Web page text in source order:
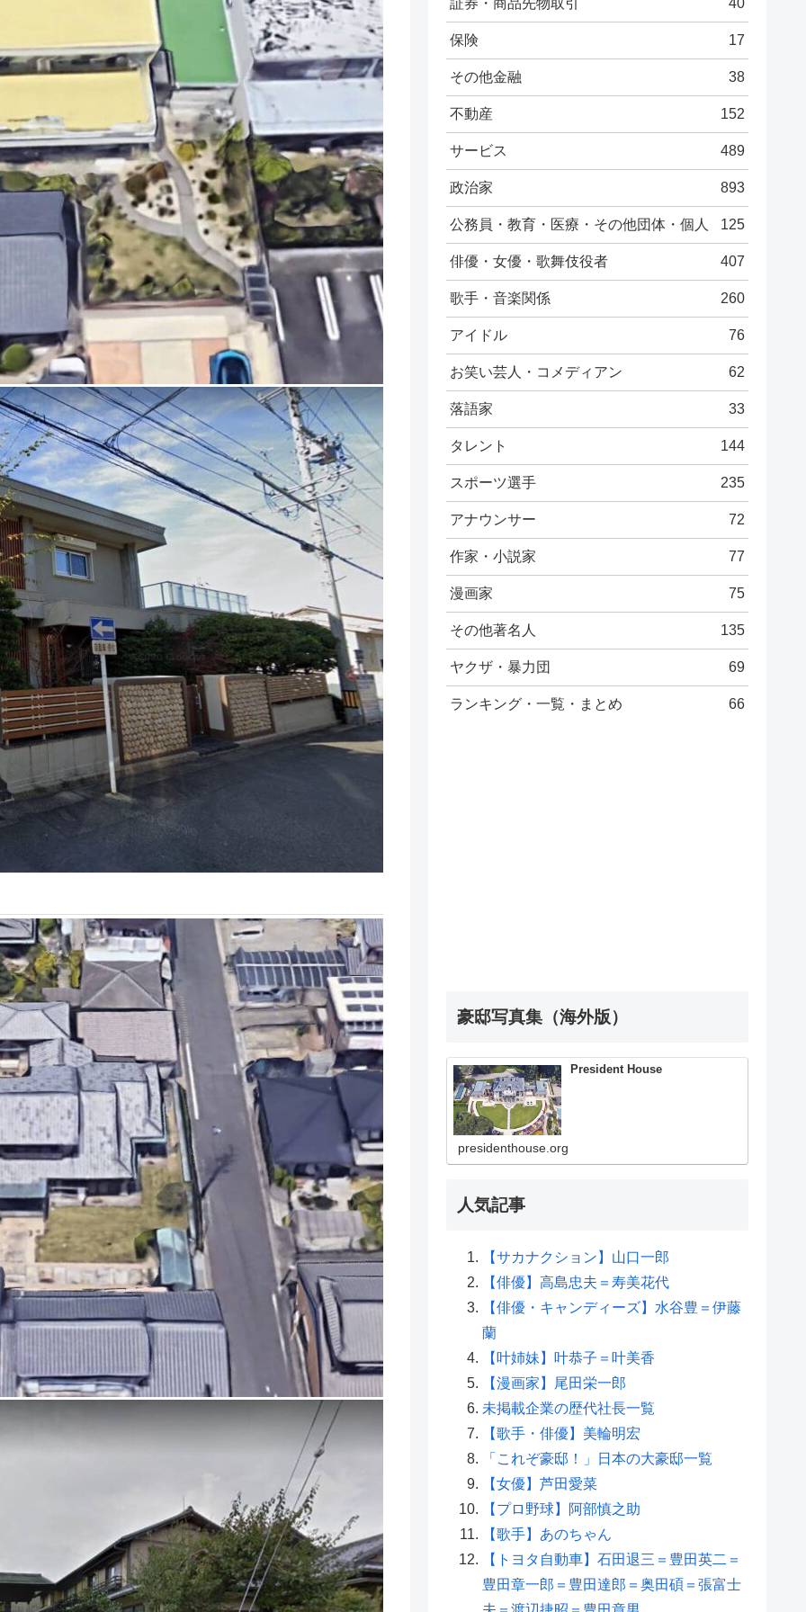
保険 17
その他金融 38
不動産 152
サービス 489
政治家 893
公務員・教育・医療・その他団体・個人 125
俳優・女優・歌舞伎役者 407
歌手・音楽関係 260
アイドル 76
お笑い芸人・コメディアン 62
落語家 33
タレント 144
スポーツ選手 235
アナウンサー 72
作家・小説家 77
漫画家 75
その他著名人 135
ヤクザ・暴力団 69
ランキング・一覧・まとめ 66
豪邸写真集（海外版）
President House
presidenthouse.org
人気記事
【サカナクション】山口一郎
【俳優】高島忠夫＝寿美花代
【俳優・キャンディーズ】水谷豊＝伊藤
蘭
【叶姉妹】叶恭子＝叶美香
【漫画家】尾田栄一郎
未掲載企業の歴代社長一覧
【歌手・俳優】美輪明宏
「これぞ豪邸！」日本の大豪邸一覧
【女優】芦田愛菜
【プロ野球】阿部慎之助
【歌手】あのちゃん
【トヨタ自動車】石田退三＝豊田英二＝
豊田章一郎＝豊田達郎＝奥田碩＝張富士